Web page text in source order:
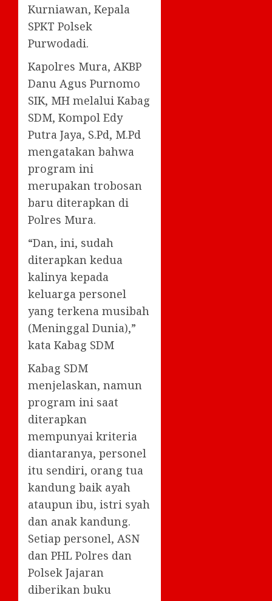
Kurniawan, Kepala
SPKT Polsek
Purwodadi.
Kapolres Mura, AKBP
Danu Agus Purnomo
SIK, MH melalui Kabag
SDM, Kompol Edy
Putra Jaya, S.Pd, M.Pd
mengatakan bahwa
program ini
merupakan trobosan
baru diterapkan di
Polres Mura.
“Dan, ini, sudah
diterapkan kedua
kalinya kepada
keluarga personel
yang terkena musibah
(Meninggal Dunia),”
kata Kabag SDM
Kabag SDM
menjelaskan, namun
program ini saat
diterapkan
mempunyai kriteria
diantaranya, personel
itu sendiri, orang tua
kandung baik ayah
ataupun ibu, istri syah
dan anak kandung.
Setiap personel, ASN
dan PHL Polres dan
Polsek Jajaran
diberikan buku